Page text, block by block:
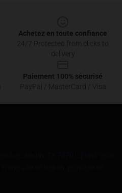
Achetez en toute confiance
24/7 Protected from clicks to
delivery
Paiement 100% sécurisé
PayPal / MasterCard / Visa